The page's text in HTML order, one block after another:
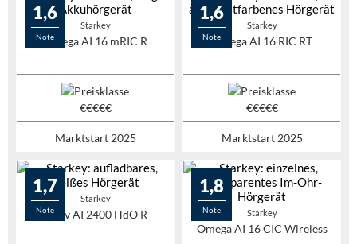
1,6
Note
Starkey
Omega AI 16 mRIC R
Marktstart 2025
1,6
Note
Starkey
Omega AI 16 RIC RT
Marktstart 2025
1,7
Note
Starkey
Evolv AI 2400 HdO R
1,8
Note Starkey
Omega AI 16 CIC Wireless